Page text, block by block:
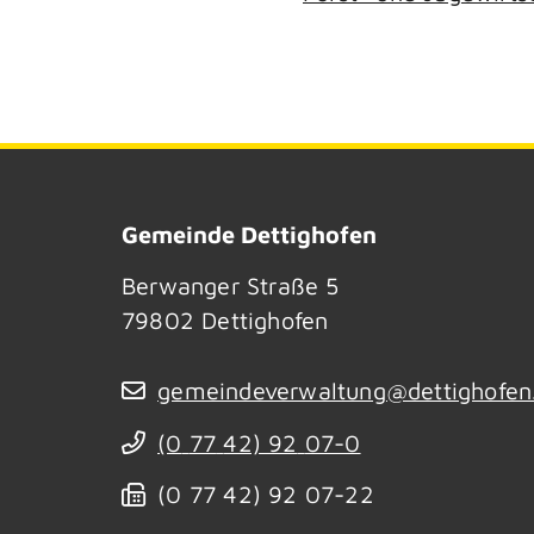
Gemeinde Dettighofen
Berwanger Straße 5
79802 Dettighofen
(0 77 42) 92 07-0
(0 77 42) 92 07-22